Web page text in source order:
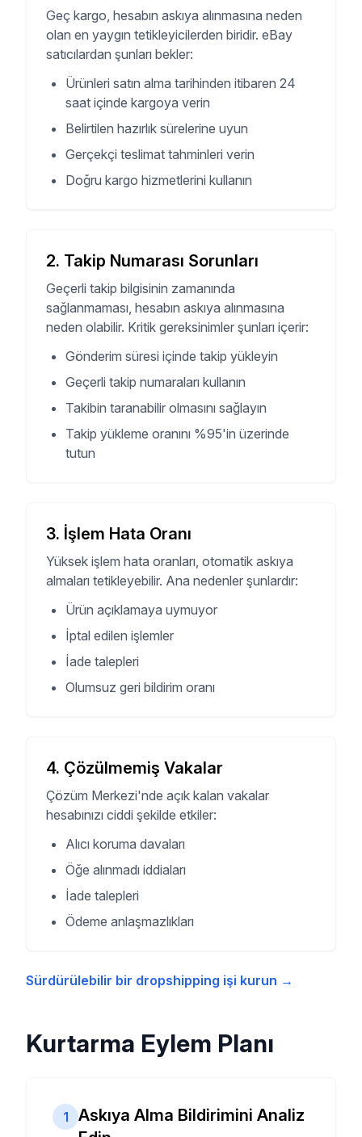
Geç kargo, hesabın askıya alınmasına neden
olan en yaygın tetikleyicilerden biridir. eBay
satıcılardan şunları bekler:
Ürünleri satın alma tarihinden itibaren 24
saat içinde kargoya verin
Belirtilen hazırlık sürelerine uyun
Gerçekçi teslimat tahminleri verin
Doğru kargo hizmetlerini kullanın
2. Takip Numarası Sorunları
Geçerli takip bilgisinin zamanında
sağlanmaması, hesabın askıya alınmasına
neden olabilir. Kritik gereksinimler şunları içerir:
Gönderim süresi içinde takip yükleyin
Geçerli takip numaraları kullanın
Takibin taranabilir olmasını sağlayın
Takip yükleme oranını %95'in üzerinde
tutun
3. İşlem Hata Oranı
Yüksek işlem hata oranları, otomatik askıya
almaları tetikleyebilir. Ana nedenler şunlardır:
Ürün açıklamaya uymuyor
İptal edilen işlemler
İade talepleri
Olumsuz geri bildirim oranı
4. Çözülmemiş Vakalar
Çözüm Merkezi'nde açık kalan vakalar
hesabınızı ciddi şekilde etkiler:
Alıcı koruma davaları
Öğe alınmadı iddiaları
İade talepleri
Ödeme anlaşmazlıkları
Sürdürülebilir bir dropshipping işi kurun →
Kurtarma Eylem Planı
1
Askıya Alma Bildirimini Analiz